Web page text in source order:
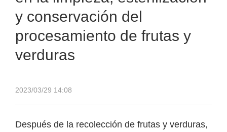
y conservación del
procesamiento de frutas y
verduras
2023/03/29 14:08
Después de la recolección de frutas y verduras,